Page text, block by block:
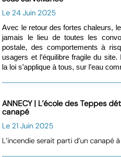
Le 24 Juin 2025
Avec le retour des fortes chaleurs,
jamais le lieu de toutes les
postale, des comportements à
usagers et l’équilibre fragile du
la loi s’applique à tous, sur l’eau
ANNECY | L’école des Teppes
canapé
Le 21 Juin 2025
L’incendie serait parti d’un canapé